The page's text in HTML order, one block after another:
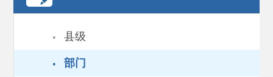
· 县级
· 部门